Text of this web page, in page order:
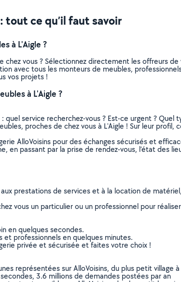
tout ce qu’il faut savoir
à L'Aigle ?
chez vous ? Sélectionnez directement les offreurs
avec tous les monteurs de meubles,
vos projets !
à L'Aigle ?
service recherchez-vous ? Est-ce urgent ?
proches de chez vous à L'Aigle ! Sur leur
AlloVoisins pour des échanges sécurisés et
en passant par la prise de rendez-vous, l’état des
prestations de services et à la location de
vous un particulier ou un professionnel pour
en quelques secondes.
et professionnels en quelques minutes.
privée et sécurisée et faites votre choix !
représentées sur AlloVoisins, du plus petit village
3.6 millions de demandes postées par an